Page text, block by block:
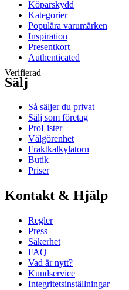
Verifierad
Köparskydd
Kategorier
Populära varumärken
Inspiration
Presentkort
Authenticated
Sälj
Så säljer du privat
Sälj som företag
ProLister
Välgörenhet
Fraktkalkylatorn
Butik
Priser
Kontakt & Hjälp
Regler
Press
Säkerhet
FAQ
Vad är nytt?
Kundservice
Integritetsinställningar